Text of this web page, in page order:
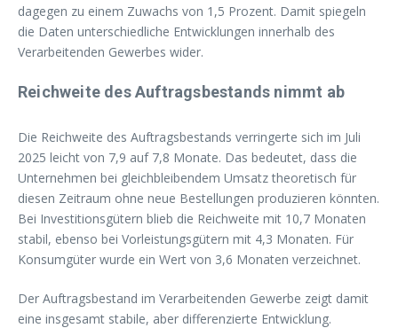
dagegen zu einem Zuwachs von 1,5 Prozent. Damit spiegeln
die Daten unterschiedliche Entwicklungen innerhalb des
Verarbeitenden Gewerbes wider.
Reichweite des Auftragsbestands nimmt ab
Die Reichweite des Auftragsbestands verringerte sich im Juli
2025 leicht von 7,9 auf 7,8 Monate. Das bedeutet, dass die
Unternehmen bei gleichbleibendem Umsatz theoretisch für
diesen Zeitraum ohne neue Bestellungen produzieren könnten.
Bei Investitionsgütern blieb die Reichweite mit 10,7 Monaten
stabil, ebenso bei Vorleistungsgütern mit 4,3 Monaten. Für
Konsumgüter wurde ein Wert von 3,6 Monaten verzeichnet.
Der Auftragsbestand im Verarbeitenden Gewerbe zeigt damit
eine insgesamt stabile, aber differenzierte Entwicklung.